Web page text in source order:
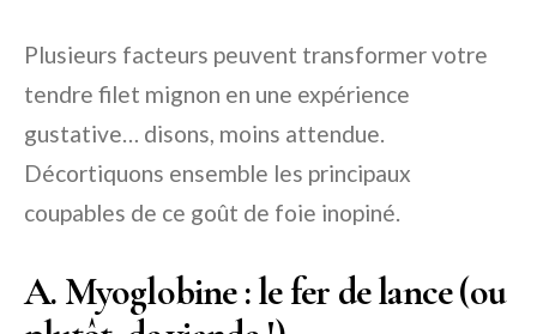
Plusieurs facteurs peuvent transformer votre
tendre filet mignon en une expérience
gustative… disons, moins attendue.
Décortiquons ensemble les principaux
coupables de ce goût de foie inopiné.
A. Myoglobine : le fer de lance (ou